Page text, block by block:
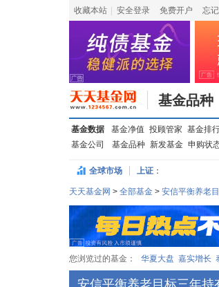
收藏本站 安全登录 免费开户 忘
基金品种
基金数据 基金净值 投顾管家 基金排
基金公司
基金品种 新发基金 申购状
全球市场 上证：
天天基金网 > 全部基金 > 安信平衡养老
您浏览过的基金： 华夏大盘 嘉实增长
安信平衡养老目标三年持